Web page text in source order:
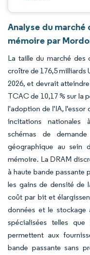
Analyse du
mémoire par
La taille du marché
croître de 176,5 milliards
2026, et devrait
TCAC de 10,17 % sur la
l'adoption de l'IA, l'essor
incitations nationales
schémas de
géographique au sein
mémoire. La DRAM
à haute bande passante
les gains de densité de
coût par bit et
données et le stockage
spécialisées telles
permettent aux
bande passante sans